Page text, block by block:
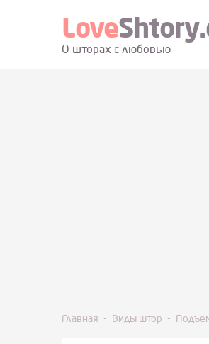
Love
О шторах с любовью
Главная - Виды штор -